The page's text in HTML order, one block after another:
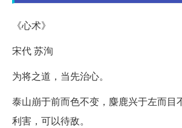
《心术》
宋代 苏洵
为将之道，当先治心。
泰山崩于前而色不变，麋鹿兴于左而目
利害，可以待敌。